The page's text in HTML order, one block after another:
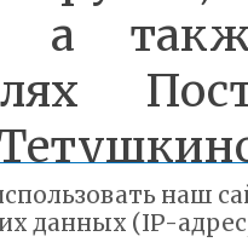
а
наш
данных (IP-